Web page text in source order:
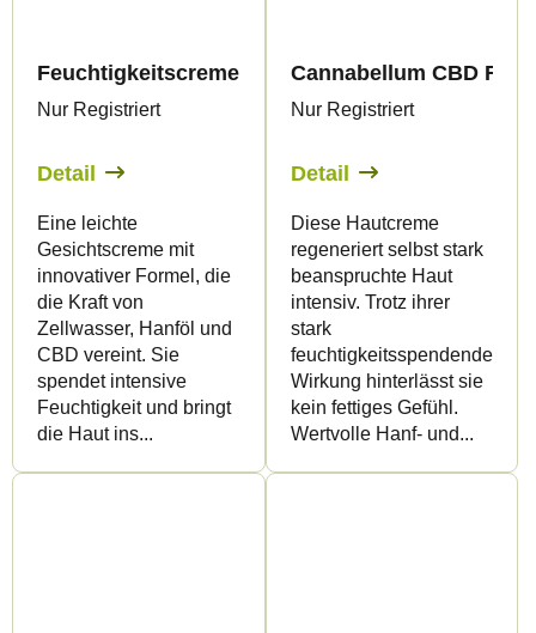
Feuchtigkeitscreme mit Hanf und Zellwasser, 50
Nur Registriert
Detail
Eine leichte
Gesichtscreme mit
innovativer Formel, die
die Kraft von
Zellwasser, Hanföl und
CBD vereint. Sie
spendet intensive
Feuchtigkeit und bringt
die Haut ins...
Cannabellum CBD
Nur Registriert
Detail
Diese Hautcreme
regeneriert selbst stark
beanspruchte Haut
intensiv. Trotz ihrer
stark
feuchtigkeitsspendenden
Wirkung hinterlässt sie
kein fettiges Gefühl.
Wertvolle Hanf- und...